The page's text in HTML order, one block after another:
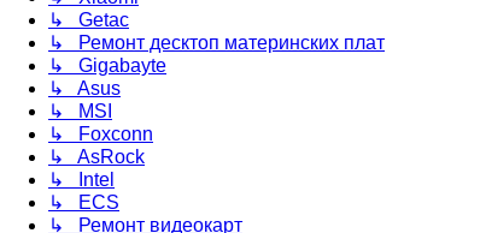
↳ Getac
↳ Ремонт десктоп материнских плат
↳ Gigabayte
↳ Asus
↳ MSI
↳ Foxconn
↳ AsRock
↳ Intel
↳ ECS
↳ Ремонт видеокарт